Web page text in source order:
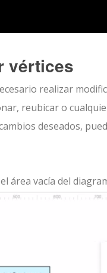
vértices
realizar
reubicar o
deseados,
área vacía del